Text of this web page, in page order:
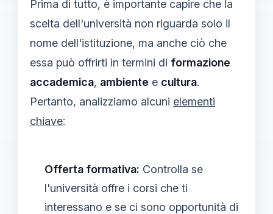
Prima di tutto, è importante capire che la
scelta dell'università non riguarda solo il
nome dell'istituzione, ma anche ciò che
essa può offrirti in termini di formazione
accademica, ambiente e cultura.
Pertanto, analizziamo alcuni elementi
chiave:
Offerta formativa: Controlla se
l'università offre i corsi che ti
interessano e se ci sono opportunità di